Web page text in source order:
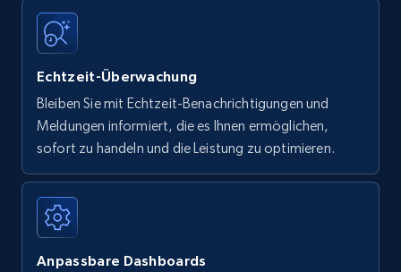
Echtzeit-Überwachung
Bleiben Sie mit Echtzeit-Benachrichtigungen und
Meldungen informiert, die es Ihnen ermöglichen,
sofort zu handeln und die Leistung zu optimieren.
Anpassbare Dashboards